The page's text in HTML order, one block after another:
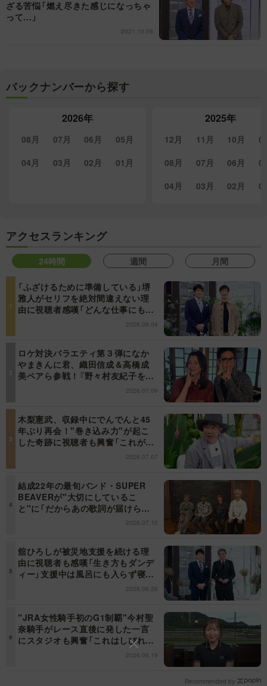
ざる苦悩「燃え尽きた感じになっちゃ
って...」
2021.10.06
バックナンバーから探す
2026年
08月 07月 06月
05月
04月
03月 02月 01月
2025年
12月 11月 10月
08月
07月 06月
04月
03月 02月
アクセスランキング
24時間 週間 月間
「ふざけるために準備している」堺
雅人がセリフを絶対間違えない理
由に視聴者感嘆「どんな仕事にも当
てはまる」【日曜日の初耳学】2026.08.04
ロケ対決バラエティ第３弾になか
やまきんに君、織田信成＆高橋成
美ペアら参戦！『野々村友紀子を黙
らせろ！』１２日（日）昼に放送！
2026.07.09
木梨憲武、収録中にでんでんと45
年ぶり再会！"巻き込み力"が起こ
した奇跡に視聴者も興奮「これがテ
レビの面白さだよね！」＜日曜日の
2026.07.07
結成22年の最旬バンド・SUPER
BEAVERが"大切にしているこ
と"に「だからあの歌詞が届けられ
るんだ」共感の声＜日曜日の初耳学
2026.07.10
舘ひろしが被災地支援を続ける理
由に視聴者も感嘆「生き方もダンデ
ィー」支援中は風呂にも入らず寝袋
で寝泊まり【日曜日の初耳学】2026.06.26
"JRA女性騎手初のG1制覇"今村聖
奈騎手がレース直後に発した一言
にスタジオも興奮「これはしびれ
2026.06.19
Recommended by